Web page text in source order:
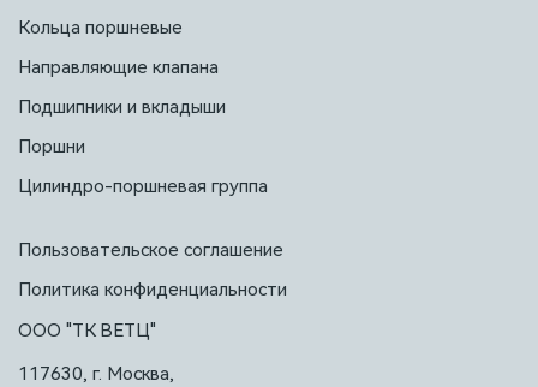
Кольца поршневые
Направляющие клапана
Подшипники и вкладыши
Поршни
Цилиндро-поршневая группа
Пользовательское соглашение
Политика конфиденциальности
ООО "ТК ВЕТЦ"
117630, г. Москва,